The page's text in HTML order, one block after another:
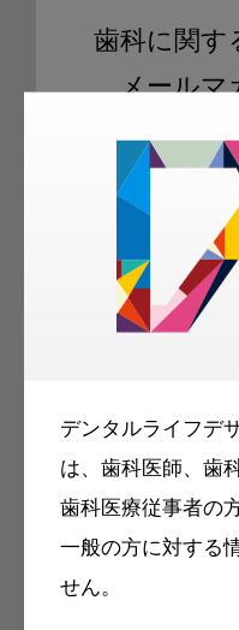
デンタルライフデ
は、歯科医師、歯
歯科医療従事者の
一般の方に対する
せん。
歯科に関す
メールマ
ご登録いただ
科衛生士、歯
容のメールマ
メ